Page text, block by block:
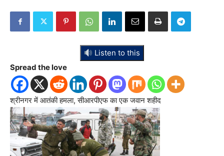
Listen to this
Spread the love
श्रीनगर में आतंकी हमला, सीआरपीएफ का एक जवान शहीद